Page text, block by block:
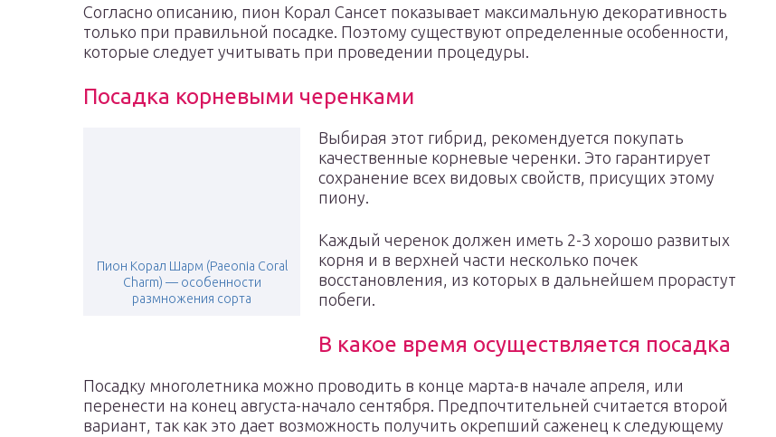
Согласно описанию, пион Корал Сансет показывает максимальную декоративность
только при правильной посадке. Поэтому существуют определенные особенности,
которые следует учитывать при проведении процедуры.
Посадка корневыми черенками
Пион Корал Шарм (Paeonia Coral
Charm) — особенности
размножения сорта
Выбирая этот гибрид, рекомендуется покупать
качественные корневые черенки. Это гарантирует
сохранение всех видовых свойств, присущих этому
пиону.
Каждый черенок должен иметь 2-3 хорошо развитых
корня и в верхней части несколько почек
восстановления, из которых в дальнейшем прорастут
побеги.
В какое время осуществляется посадка
Посадку многолетника можно проводить в конце марта-в начале апреля, или
перенести на конец августа-начало сентября. Предпочтительней считается второй
вариант, так как это дает возможность получить окрепший саженец к следующему